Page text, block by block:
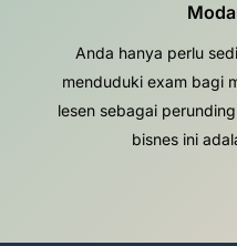
Anda hanya perlu
menduduki exam bagi
lesen sebagai
bisnes ini